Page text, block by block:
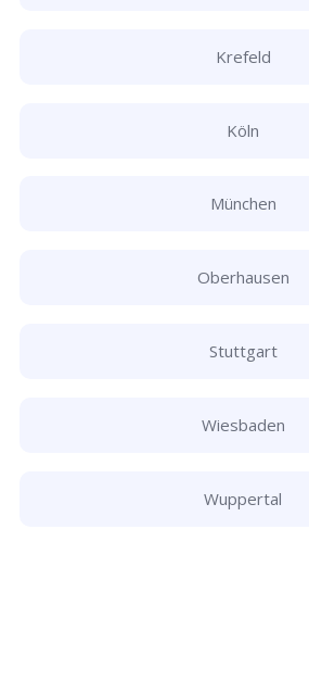
Krefeld
Köln
München
Oberhausen
Stuttgart
Wiesbaden
Wuppertal